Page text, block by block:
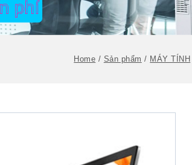
Home / Sản phẩm / MÁY TÍNH